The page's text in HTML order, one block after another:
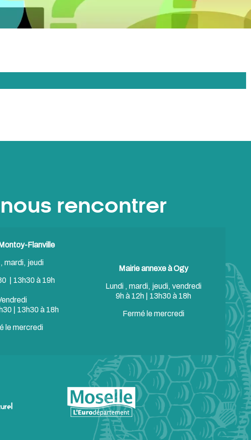
nous rencontrer
Flanville
mardi, jeudi
| 13h30 à 19h
| 13h30 à 18h
le mercredi
Mairie annexe à Ogy
Lundi , mardi, jeudi, vendredi
9h à 12h | 13h30 à 18h
Fermé le mercredi